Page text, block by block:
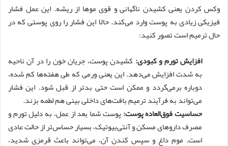
وکس کردن یعنی کشیدن ناگهانی و قوی موها از ریشه. این عمل فشار
فیزیکی زیادی به پوست وارد می‌کند. حالا این فشار را روی پوستی که در
حال ترمیم است تصور کنید:
افزایش تورم و کبودی: کشیدن پوست، جریان خون را در آن ناحیه
به شدت افزایش می‌دهد. این یعنی ورمی که طی هفته‌ها کم شده،
دوباره برمی‌گردد و ممکن است حتی بدتر از قبل شود. این فشار
می‌تواند به فرآیند ترمیم بافت‌های داخلی بینی هم لطمه بزند.
حساسیت فوق‌العاده پوست:پوست شما بعد از عمل، به دلیل تورم و
مصرف داروهای مسکن و آنتی‌بیوتیک، بسیار حساس‌تر از حالت عادی
است. موم داغ و سپس کندن آن، می‌تواند باعث قرمزی شدید،